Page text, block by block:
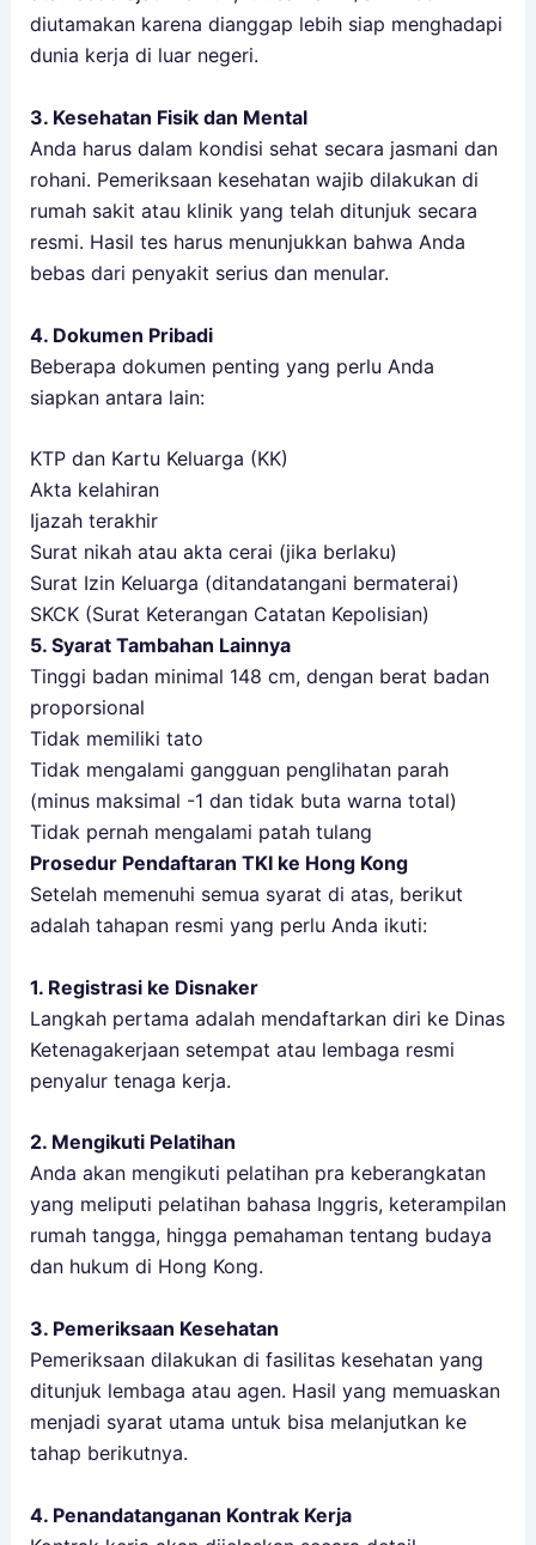
diutamakan karena dianggap lebih siap menghadapi
dunia kerja di luar negeri.
3. Kesehatan Fisik dan Mental
Anda harus dalam kondisi sehat secara jasmani dan
rohani. Pemeriksaan kesehatan wajib dilakukan di
rumah sakit atau klinik yang telah ditunjuk secara
resmi. Hasil tes harus menunjukkan bahwa Anda
bebas dari penyakit serius dan menular.
4. Dokumen Pribadi
Beberapa dokumen penting yang perlu Anda
siapkan antara lain:
KTP dan Kartu Keluarga (KK)
Akta kelahiran
Ijazah terakhir
Surat nikah atau akta cerai (jika berlaku)
Surat Izin Keluarga (ditandatangani bermaterai)
SKCK (Surat Keterangan Catatan Kepolisian)
5. Syarat Tambahan Lainnya
Tinggi badan minimal 148 cm, dengan berat badan
proporsional
Tidak memiliki tato
Tidak mengalami gangguan penglihatan parah
(minus maksimal -1 dan tidak buta warna total)
Tidak pernah mengalami patah tulang
Prosedur Pendaftaran TKI ke Hong Kong
Setelah memenuhi semua syarat di atas, berikut
adalah tahapan resmi yang perlu Anda ikuti:
1. Registrasi ke Disnaker
Langkah pertama adalah mendaftarkan diri ke Dinas
Ketenagakerjaan setempat atau lembaga resmi
penyalur tenaga kerja.
2. Mengikuti Pelatihan
Anda akan mengikuti pelatihan pra keberangkatan
yang meliputi pelatihan bahasa Inggris, keterampilan
rumah tangga, hingga pemahaman tentang budaya
dan hukum di Hong Kong.
3. Pemeriksaan Kesehatan
Pemeriksaan dilakukan di fasilitas kesehatan yang
ditunjuk lembaga atau agen. Hasil yang memuaskan
menjadi syarat utama untuk bisa melanjutkan ke
tahap berikutnya.
4. Penandatanganan Kontrak Kerja